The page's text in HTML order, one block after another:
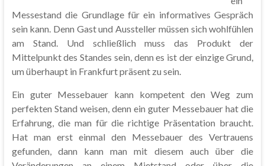
Messestand die Grundlage für ein informatives Gespräch
sein kann. Denn Gast und Aussteller müssen sich wohlfühlen
am Stand. Und schließlich muss das Produkt der
Mittelpunkt des Standes sein, denn es ist der einzige Grund,
um überhaupt in Frankfurt präsent zu sein.
Ein guter Messebauer kann kompetent den Weg zum
perfekten Stand weisen, denn ein guter Messebauer hat die
Erfahrung, die man für die richtige Präsentation braucht.
Hat man erst einmal den Messebauer des Vertrauens
gefunden, dann kann man mit diesem auch über die